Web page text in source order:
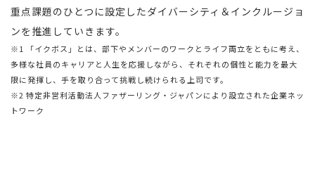
重点課題のひとつに設定したダイバーシティ＆インクルージョ
ンを推進していきます。
※1 「イクボス」とは、部下やメンバーのワークとライフ両立をともに考え、
多様な社員のキャリアと⼈生を応援しながら、それぞれの個性と能力を最大
限に発揮し、手を取り合って挑戦し続けられる上司です。
※2 特定非営利活動法⼈ファザーリング・ジャパンにより設立された企業ネッ
トワーク